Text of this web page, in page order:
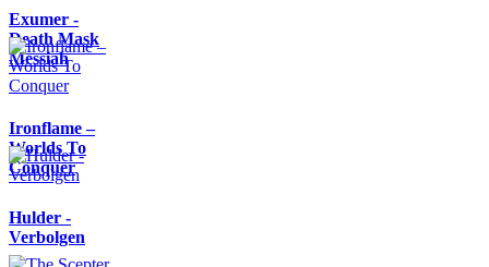
Exumer -
Death Mask
Messiah
Ironflame –
Worlds To
Conquer
Hulder -
Verbolgen